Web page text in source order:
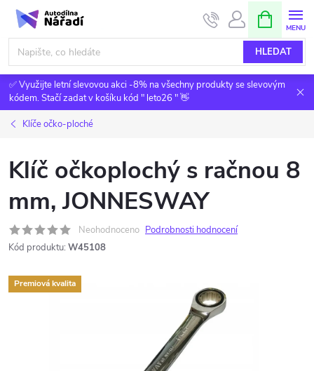
Přejít
obsah
HLEDAT
NÁKUPNÍ
KOŠÍK
✅ Využijte letní slevovou akci -8% na všechny produkty se slevovým
kódem. Stačí zadat v košíku kód " leto26 " 👋
Klíče očko-ploché
Klíč očkoplochý s račnou 8
mm, JONNESWAY
Neohodnoceno Podrobnosti hodnocení
Kód produktu: W45108
Premiová kvalita